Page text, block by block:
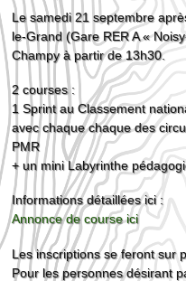
Le samedi 21 septembre
le-Grand (Gare RER A «
Champy à partir de 13h30.
2 courses :
1 Sprint au Classement
avec chaque chaque des
PMR
+ un mini Labyrinthe
Informations détaillées ici :
Annonce de course ici
Les inscriptions se feront sur
Pour les personnes désirant